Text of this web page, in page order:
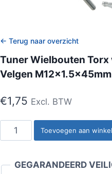
← Terug naar overzicht
Tuner Wielbouten
Velgen
€1,75 Excl. BTW
Tuner
Wielbouten
voor
Toevoegen aan
GEGARANDEERD